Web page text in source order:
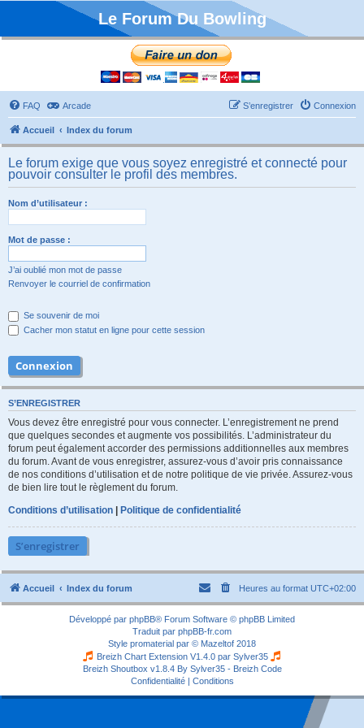
Le Forum Du Bowling
FAQ Arcade Connexion
S’enregistrer
Accueil Index du forum
Le forum exige que vous soyez enregistré et connecté pour
pouvoir consulter le profil des membres.
Nom d’utilisateur :
Mot de passe :
J’ai oublié mon mot de passe
Renvoyer le courriel de confirmation
Se souvenir de moi
Cacher mon statut en ligne pour cette session
S’ENREGISTRER
Vous devez être enregistré pour vous connecter. L’enregistrement ne prend
que quelques secondes et augmente vos possibilités. L’administrateur du
forum peut également accorder des permissions additionnelles aux membres
du forum. Avant de vous enregistrer, assurez-vous d’avoir pris connaissance
de nos conditions d’utilisation et de notre politique de vie privée. Assurez-vous
de bien lire tout le règlement du forum.
Conditions d’utilisation | Politique de confidentialité
S’enregistrer
Accueil Index du forum Heures au format UTC+02:00
Développé par phpBB® Forum Software © phpBB Limited
Traduit par phpBB-fr.com
Style promaterial par © Mazeltof 2018
Breizh Chart Extension V1.4.0 par Sylver35
Breizh Shoutbox v1.8.4 By Sylver35 - Breizh Code
Confidentialité| Conditions